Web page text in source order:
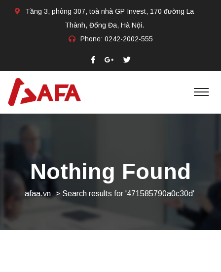
Tầng 3, phòng 307, toà nhà GP Invest, 170 đường La
Thành, Đống Đa, Hà Nội.
Phone: 0242-2002-555​
Nothing Found
afaa.vn > Search results for '471585790a0c30d'